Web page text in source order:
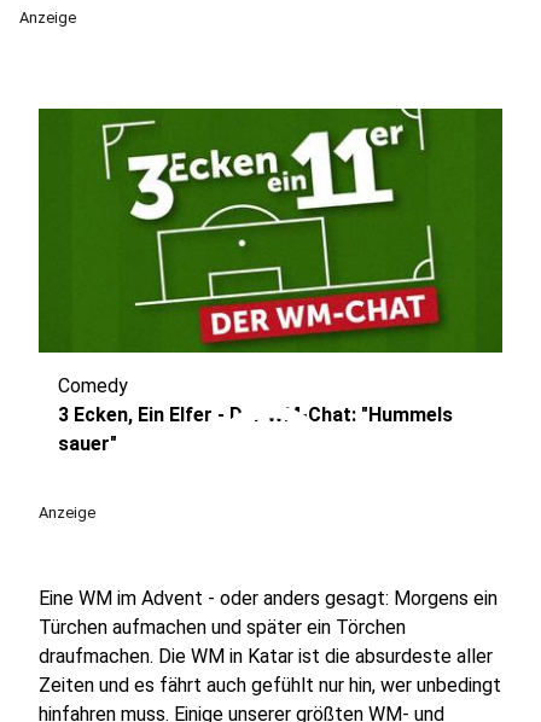
Anzeige
play_circle
Comedy
3 Ecken, Ein Elfer - Der WM-Chat: "Hummels
sauer"
Anzeige
Eine WM im Advent - oder anders gesagt: Morgens ein
Türchen aufmachen und später ein Törchen
draufmachen. Die WM in Katar ist die absurdeste aller
Zeiten und es fährt auch gefühlt nur hin, wer unbedingt
hinfahren muss. Einige unserer größten WM- und